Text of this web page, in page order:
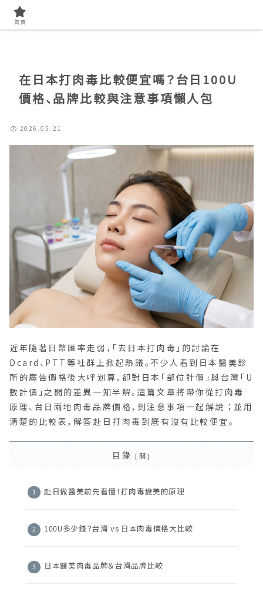
在日本打肉毒比較便宜嗎？台日100U
價格、品牌比較與注意事項懶人包
2026.05.21
近年隨著日幣匯率走弱，「去日本打肉毒」的討論在
Dcard、PTT等社群上掀起熱議。不少人看到日本醫美診
所的廣告價格後大呼划算，卻對日本「部位計價」與台灣「U
數計價」之間的差異一知半解。這篇文章將帶你從打肉毒
原理、台日兩地肉毒品牌價格，到注意事項一起解說 ；並用
清楚的比較表，解答赴日打肉毒到底有沒有比較便宜。
目錄
赴日做醫美前先看懂！打肉毒變美的原理
100U多少錢？台灣 vs 日本肉毒價格大比較
日本醫美肉毒品牌＆台灣品牌比較
首頁